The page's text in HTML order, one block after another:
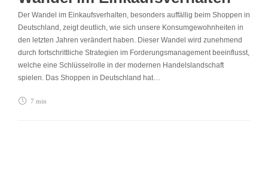
Der Wandel im Einkaufsverhalten, besonders auffällig beim Shoppen in
Deutschland, zeigt deutlich, wie sich unsere Konsumgewohnheiten in
den letzten Jahren verändert haben. Dieser Wandel wird zunehmend
durch fortschrittliche Strategien im Forderungsmanagement beeinflusst,
welche eine Schlüsselrolle in der modernen Handelslandschaft
spielen. Das Shoppen in Deutschland hat…
7 min